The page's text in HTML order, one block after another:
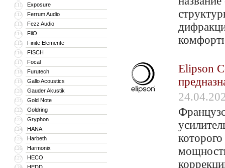
111 Exposure
112 Ferrum Audio
113 Fezz Audio
114 FiiO
115 Finite Elemente
116 FISCH
117 Focal
118 Furutech
119 Gallo Acoustics
120 Gauder Akustik
121 Gold Note
122 Goldring
123 Gryphon
124 HANA
125 Harbeth
126 Harmonix
127 HECO
Elipson